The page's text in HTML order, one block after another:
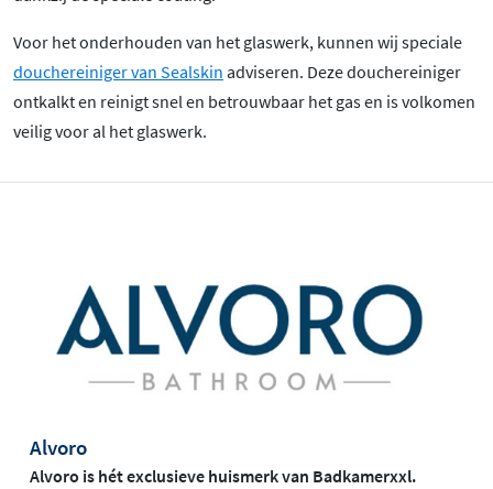
Voor het onderhouden van het glaswerk, kunnen wij speciale
douchereiniger van Sealskin adviseren. Deze douchereiniger
ontkalkt en reinigt snel en betrouwbaar het gas en is volkomen
veilig voor al het glaswerk.
Alvoro
Alvoro is hét exclusieve huismerk van Badkamerxxl.